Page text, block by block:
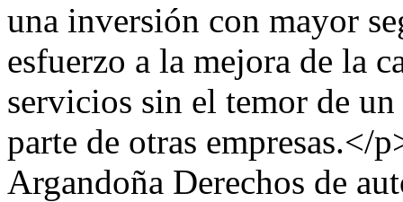
una inversión con mayor
esfuerzo a la mejora de la
servicios sin el temor de
parte de otras empresas.</
Argandoña Derechos de